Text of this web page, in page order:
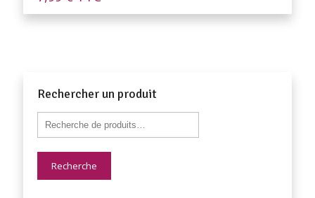
Rechercher un produit
Recherche